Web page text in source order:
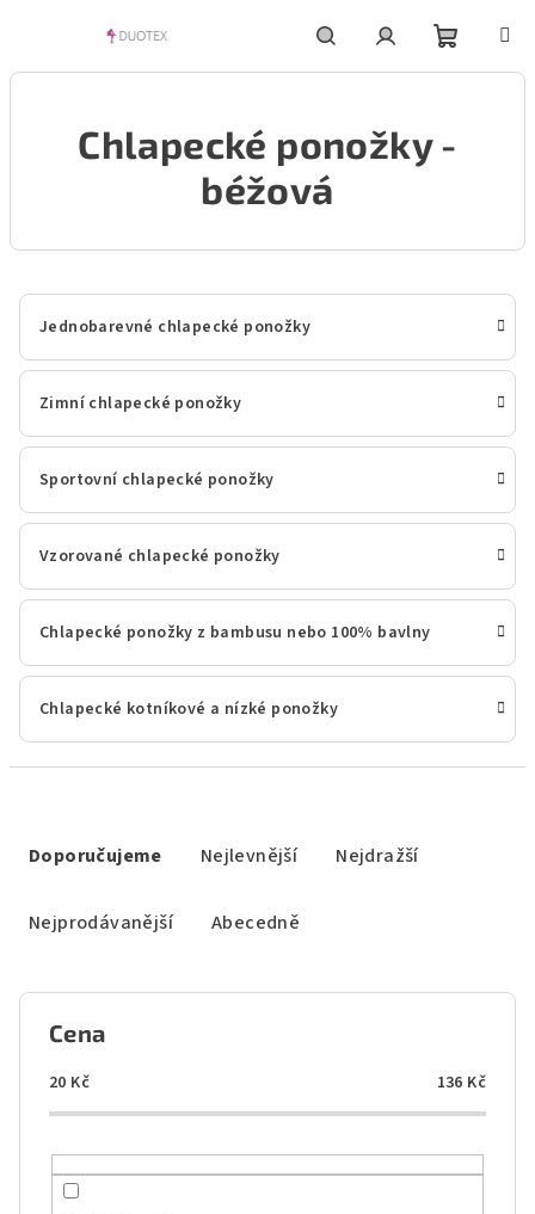
HledatPřihlášeníNákupní
košík
Chlapecké ponožky -
béžová
Jednobarevné chlapecké ponožky
Zimní chlapecké ponožky
Sportovní chlapecké ponožky
Vzorované chlapecké ponožky
Chlapecké ponožky z bambusu nebo 100% bavlny
Chlapecké kotníkové a nízké ponožky
Doporučujeme Nejlevnější Nejdražší
Nejprodávanější Abecedně
Cena
20 Kč 136 Kč